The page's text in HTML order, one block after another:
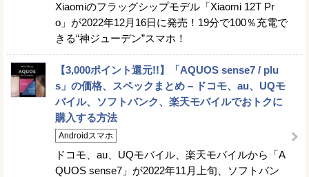
Xiaomiのフラッグシップモデル「Xiaomi 12T Pr
o」が2022年12月16日に発売！19分で100％充電で
きる“神ジューデン”スマホ！
【3,000ポイント還元!!】「AQUOS sense7 / plu
s」の価格、スペックまとめ – ドコモ、au、UQモ
バイル、ソフトバンク、楽天モバイルでおトクに
購入する方法
Androidスマホ
ドコモ、au、UQモバイル、楽天モバイルから「A
QUOS sense7」が2022年11月上旬、ソフトバン